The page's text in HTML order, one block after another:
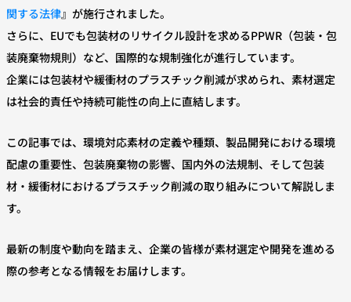
関する法律』が施行されました。
さらに、EUでも包装材のリサイクル設計を求めるPPWR（包装・包
装廃棄物規則）など、国際的な規制強化が進行しています。
企業には包装材や緩衝材のプラスチック削減が求められ、素材選定
は社会的責任や持続可能性の向上に直結します。
この記事では、環境対応素材の定義や種類、製品開発における環境
配慮の重要性、包装廃棄物の影響、国内外の法規制、そして包装
材・緩衝材におけるプラスチック削減の取り組みについて解説しま
す。
最新の制度や動向を踏まえ、企業の皆様が素材選定や開発を進める
際の参考となる情報をお届けします。